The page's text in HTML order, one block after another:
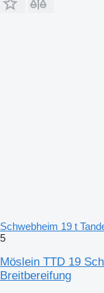
Schwebheim 19 t
5
Möslein TTD 19
Breitbereifung